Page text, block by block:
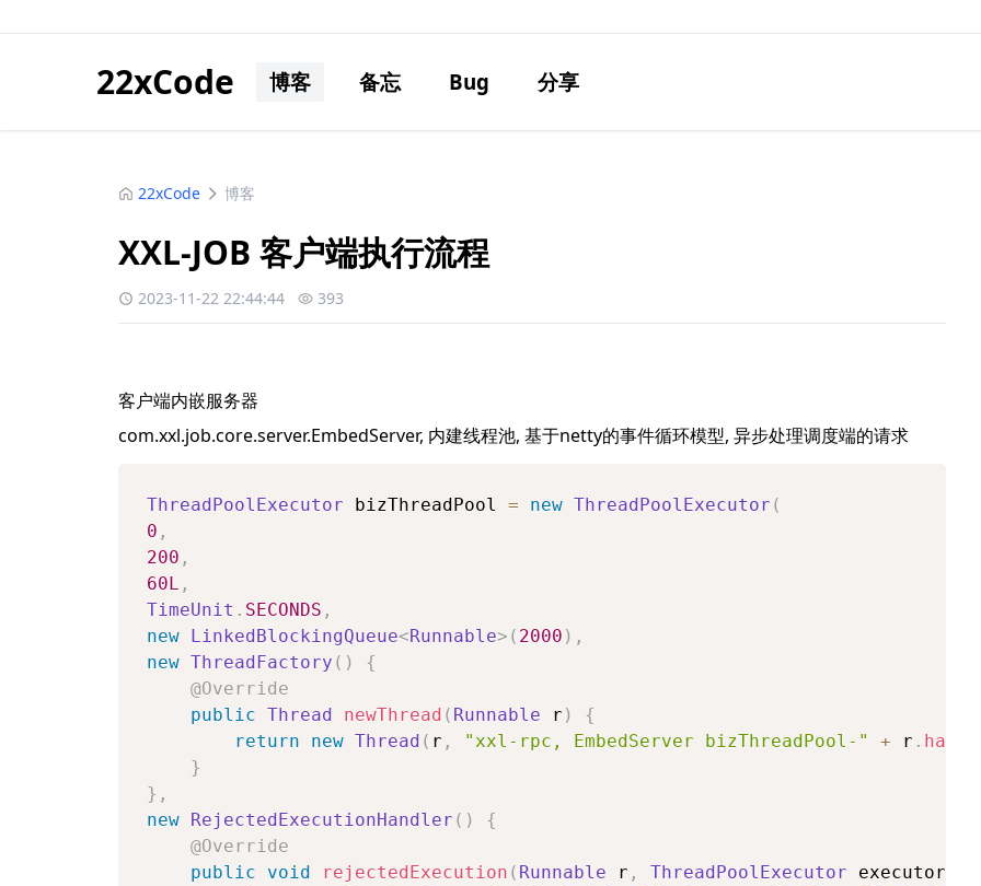
22xCode 博客 备忘 Bug 分享
22xCode 博客
XXL-JOB 客户端执行流程
2023-11-22 22:44:44 393
客户端内嵌服务器
com.xxl.job.core.server.EmbedServer, 内建线程池, 基于netty的事件循环模型, 异步处理调度端的请求
ThreadPoolExecutor bizThreadPool = new ThreadPoolExecutor (
0 ,
200 ,
60L ,
TimeUnit . SECONDS ,
new
LinkedBlockingQueue<Runnable> ( 2000 ) ,
new ThreadFactory ( )
{
@Override
public Thread newThread ( Runnable r )
{
return
new Thread ( r , "xxl-rpc, EmbedServer bizThreadPool-" + r .
}
} ,
new
RejectedExecutionHandler ( )
{
@Override
public
void rejectedExecution ( Runnable r , ThreadPoolExecutor executor